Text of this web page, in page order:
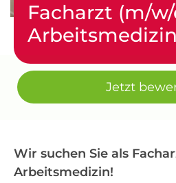
Facharzt (m/
Arbeitsmedizin
Jetzt
Wir suchen Sie als
Arbeitsmedizin!